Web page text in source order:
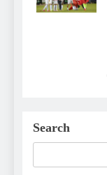
Search